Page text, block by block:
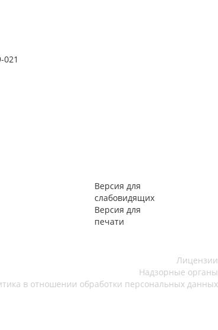
021
Версия для
слабовидящих
Версия для
печати
Лицензии
Надзорные органы
в отношении обработки персональных данных